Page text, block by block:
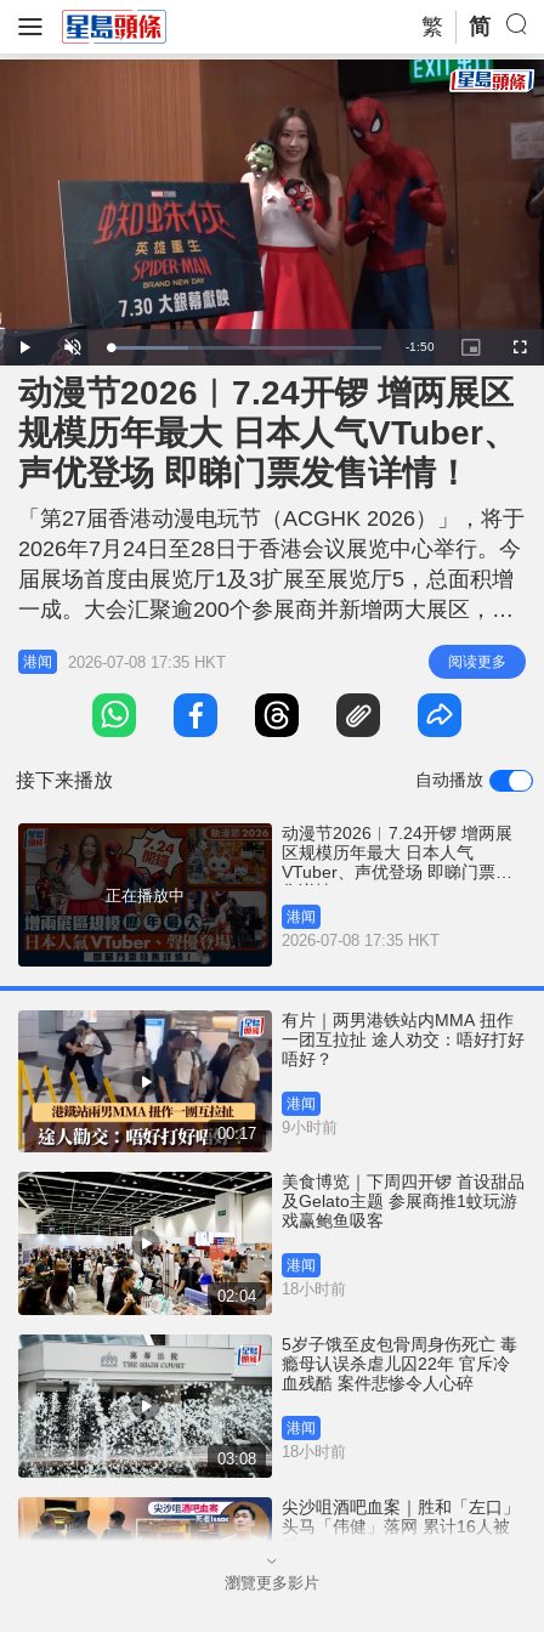
繁 简
P
l
a
y
U
n
m
u
t
e
L
o
d
e
:
2
8
.
9
7
R
e
m
a
i
n
-1:50
P
i
c
t
u
e
r
e
F
u
动漫节2026︱7.24开锣 增两展区
规模历年最大 日本人气VTuber、
声优登场 即睇门票发售详情！
「第27届香港动漫电玩节（ACGHK 2026）」，将于
2026年7月24日至28日于香港会议展览中心举行。今
届展场首度由展览厅1及3扩展至展览厅5，总面积增
一成。大会汇聚逾200个参展商并新增两大展区，同
时推出全新门票安排，除本来已有的「动漫节快线门
票」，更新增可直达Hall 3的「Hall 3门票」，两者均
限量发售。 限量发售「快线门票」及「直达Hall 3门
票」 香港动漫电玩节大会表示，在人
港闻 2026-07-08 17:35 HKT 阅读更多
接下来播放 自动播放
正在播放中
动漫节2026︱7.24开锣 增两展
区规模历年最大 日本人气
VTuber、声优登场 即睇门票发
售详情！
港闻
2026-07-08 17:35 HKT
00:17
有片｜两男港铁站内MMA 扭作
一团互拉扯 途人劝交：唔好打好
唔好？
港闻
9小时前
02:04
美食博览｜下周四开锣 首设甜品
及Gelato主题 参展商推1蚊玩游
戏赢鲍鱼吸客
港闻
18小时前
03:08
5岁子饿至皮包骨周身伤死亡 毒
瘾母认误杀虐儿囚22年 官斥冷
血残酷 案件悲惨令人心碎
港闻
18小时前
尖沙咀酒吧血案｜胜和「左口」
头马「伟健」落网 累计16人被
港闻
瀏覽更多影片